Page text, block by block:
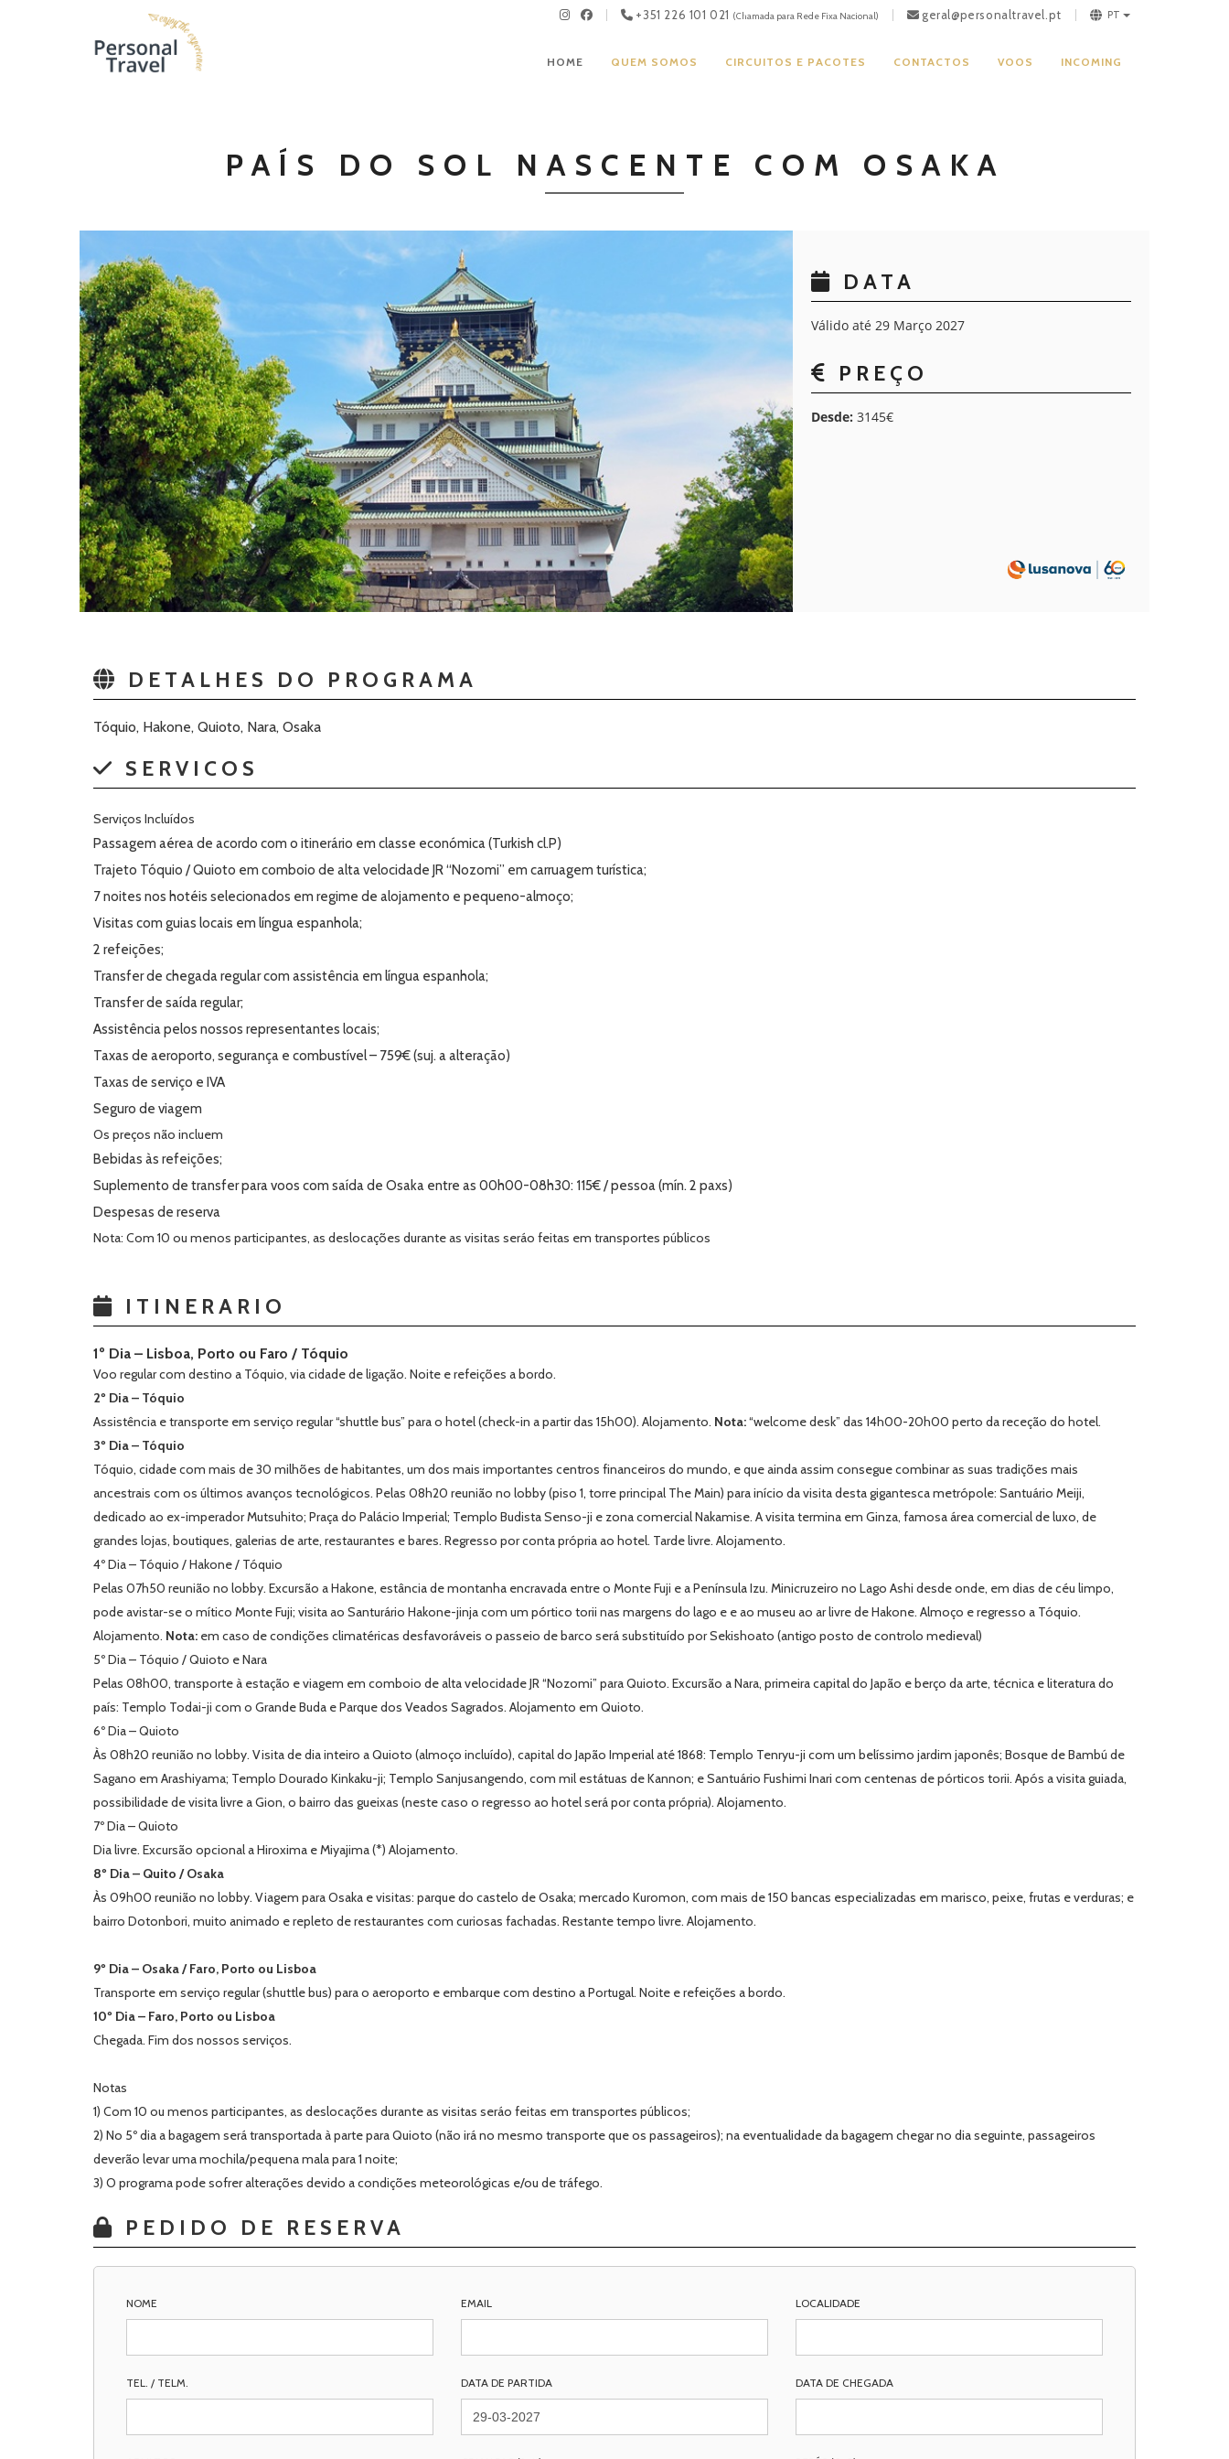
+351 226 101 021 (Chamada para Rede Fixa Nacional) geral@personaltravel.pt PT
HOME QUEM SOMOS CIRCUITOS E PACOTES CONTACTOS VOOS INCOMING
PAÍS DO SOL NASCENTE COM OSAKA
DATA
Válido até 29 Março 2027
PREÇO
Desde: 3145€
DETALHES DO PROGRAMA
Tóquio, Hakone, Quioto, Nara, Osaka
SERVICOS
Serviços Incluídos
Passagem aérea de acordo com o itinerário em classe económica (Turkish cl.P)
Trajeto Tóquio / Quioto em comboio de alta velocidade JR “Nozomi” em carruagem turística;
7 noites nos hotéis selecionados em regime de alojamento e pequeno-almoço;
Visitas com guias locais em língua espanhola;
2 refeições;
Transfer de chegada regular com assistência em língua espanhola;
Transfer de saída regular;
Assistência pelos nossos representantes locais;
Taxas de aeroporto, segurança e combustível – 759€(suj. a alteração)
Taxas de serviço e IVA
Seguro de viagem
Os preços não incluem
Bebidas às refeições;
Suplemento de transfer para voos com saída de Osaka entre as 00h00-08h30: 115€ / pessoa (mín. 2 paxs)
Despesas de reserva
Nota: Com 10 ou menos participantes, as deslocações durante as visitas seráo feitas em transportes públicos
ITINERARIO
1º Dia – Lisboa, Porto ou Faro / Tóquio
Voo regular com destino a Tóquio, via cidade de ligação. Noite e refeições a bordo.
2º Dia – Tóquio
Assistência e transporte em serviço regular “shuttle bus” para o hotel (check-in a partir das 15h00). Alojamento. Nota:“welcome desk” das 14h00-20h00 perto da receção do hotel.
3º Dia – Tóquio
Tóquio, cidade com mais de 30 milhões de habitantes, um dos mais importantes centros financeiros do mundo, e que ainda assim consegue combinar as suas tradições mais
ancestrais com os últimos avanços tecnológicos. Pelas 08h20 reunião no lobby (piso 1, torre principal The Main) para início da visita desta gigantesca metrópole: Santuário Meiji,
dedicado ao ex-imperador Mutsuhito; Praça do Palácio Imperial; Templo Budista Senso-ji e zona comercial Nakamise. A visita termina em Ginza, famosa área comercial de luxo, de
grandes lojas, boutiques, galerias de arte, restaurantes e bares. Regresso por conta própria ao hotel. Tarde livre. Alojamento.
4º Dia – Tóquio / Hakone / Tóquio
Pelas 07h50 reunião no lobby. Excursão a Hakone, estância de montanha encravada entre o Monte Fuji e a Península Izu. Minicruzeiro no Lago Ashi desde onde, em dias de céu limpo,
pode avistar-se o mítico Monte Fuji; visita ao Santurário Hakone-jinja com um pórtico torii nas margens do lago e e ao museu ao ar livre de Hakone. Almoço e regresso a Tóquio.
Alojamento. Nota: em caso de condições climatéricas desfavoráveis o passeio de barco será substituído por Sekishoato (antigo posto de controlo medieval)
5º Dia – Tóquio / Quioto e Nara
Pelas 08h00, transporte à estação e viagem em comboio de alta velocidade JR “Nozomi” para Quioto. Excursão a Nara, primeira capital do Japão e berço da arte, técnica e literatura do
país: Templo Todai-ji com o Grande Buda e Parque dos Veados Sagrados. Alojamento em Quioto.
6º Dia – Quioto
Às 08h20 reunião no lobby. Visita de dia inteiro a Quioto (almoço incluído), capital do Japão Imperial até 1868: Templo Tenryu-ji com um belíssimo jardim japonês; Bosque de Bambú de
Sagano em Arashiyama; Templo Dourado Kinkaku-ji; Templo Sanjusangendo, com mil estátuas de Kannon; e Santuário Fushimi Inari com centenas de pórticos torii. Após a visita guiada,
possibilidade de visita livre a Gion, o bairro das gueixas (neste caso o regresso ao hotel será por conta própria). Alojamento.
7º Dia – Quioto
Dia livre. Excursão opcional a Hiroxima e Miyajima (*) Alojamento.
8º Dia – Quito / Osaka
Às 09h00 reunião no lobby. Viagem para Osaka e visitas: parque do castelo de Osaka; mercado Kuromon, com mais de 150 bancas especializadas em marisco, peixe, frutas e verduras; e
bairro Dotonbori, muito animado e repleto de restaurantes com curiosas fachadas. Restante tempo livre. Alojamento.
9º Dia – Osaka / Faro, Porto ou Lisboa
Transporte em serviço regular (shuttle bus) para o aeroporto e embarque com destino a Portugal. Noite e refeições a bordo.
10º Dia – Faro, Porto ou Lisboa
Chegada. Fim dos nossos serviços.
Notas
1) Com 10 ou menos participantes, as deslocações durante as visitas seráo feitas em transportes públicos;
2) No 5º dia a bagagem será transportada à parte para Quioto (não irá no mesmo transporte que os passageiros); na eventualidade da bagagem chegar no dia seguinte, passageiros
deverão levar uma mochila/pequena mala para 1 noite;
3) O programa pode sofrer alterações devido a condições meteorológicas e/ou de tráfego.
PEDIDO DE RESERVA
NOME EMAIL LOCALIDADE
TEL. / TELM. DATA DE PARTIDA DATA DE CHEGADA